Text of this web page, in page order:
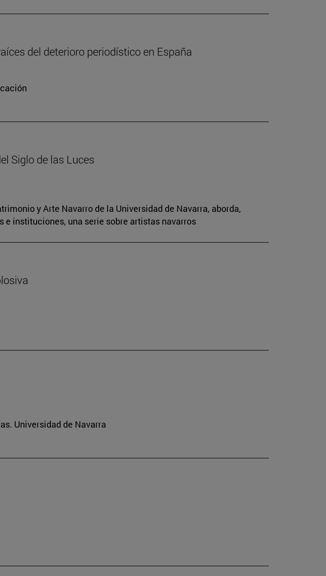
del deterioro periodístico en España
Siglo de las Luces
y Arte Navarro de la Universidad de Navarra, aborda,
instituciones, una serie sobre artistas navarros
Universidad de Navarra